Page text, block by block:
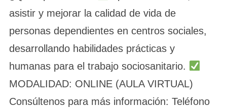
asistir y mejorar la calidad de vida de
personas dependientes en centros sociales,
desarrollando habilidades prácticas y
humanas para el trabajo sociosanitario.
MODALIDAD: ONLINE (AULA VIRTUAL)
Consúltenos para más información: Teléfono